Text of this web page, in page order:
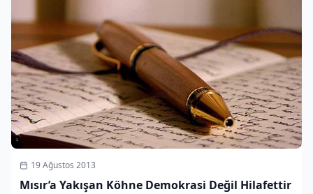
19 Ağustos 2013
Mısır’a Yakışan Köhne Demokrasi Değil Hilafettir